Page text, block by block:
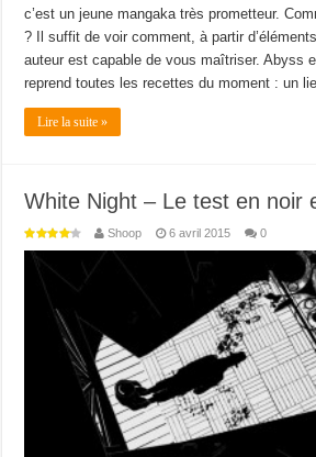
c’est un jeune mangaka très prometteur.
? Il suffit de voir comment, à partir
auteur est capable de vous maîtriser. Abyss
reprend toutes les recettes du moment : un
Lire la suite »
White Night – Le test en noir
Shoop 6 avril 2015 0